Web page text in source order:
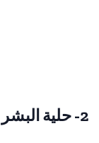
2- حلية البشر من أذكار سيد البشر